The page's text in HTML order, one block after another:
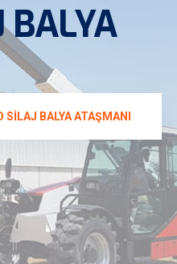
BALYA
SILAJ BALYA ATAŞMANI